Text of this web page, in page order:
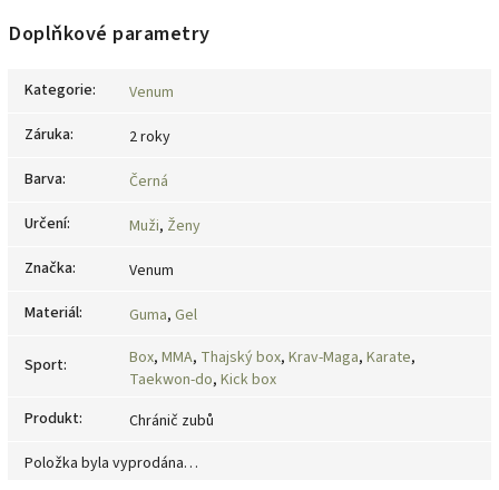
Doplňkové parametry
Kategorie:
Venum
Záruka:
2 roky
Barva:
Černá
Určení: Muži, Ženy
Značka:
Venum
Materiál: Guma, Gel
Sport: Box, MMA, Thajský box, Krav-Maga, Karate,
Taekwon-do, Kick box
Produkt:
Chránič zubů
Položka byla vyprodána…